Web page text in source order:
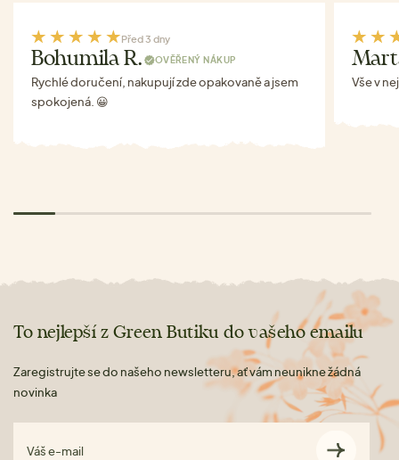
Před 3 dny
Bohumila R. OVĚŘENÝ NÁKUP
Rychlé doručení, nakupují zde opakovaně a jsem
spokojená. 😀
Vše v
To nejlepší z Green Butiku do vašeho emailu
Zaregistrujte se do našeho newsletteru, ať vám neunikne žádná
novinka
Váš e-mail